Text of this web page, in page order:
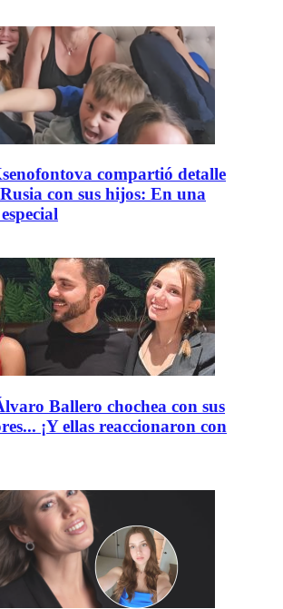
compartió detalle
con sus hijos: En una
Ballero chochea con sus
¡Y ellas reaccionaron con